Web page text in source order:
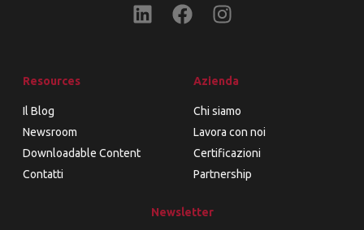
Resources
Il Blog
Newsroom
Downloadable Content
Contatti
Azienda
Chi siamo
Lavora con noi
Certificazioni
Partnership
Newsletter